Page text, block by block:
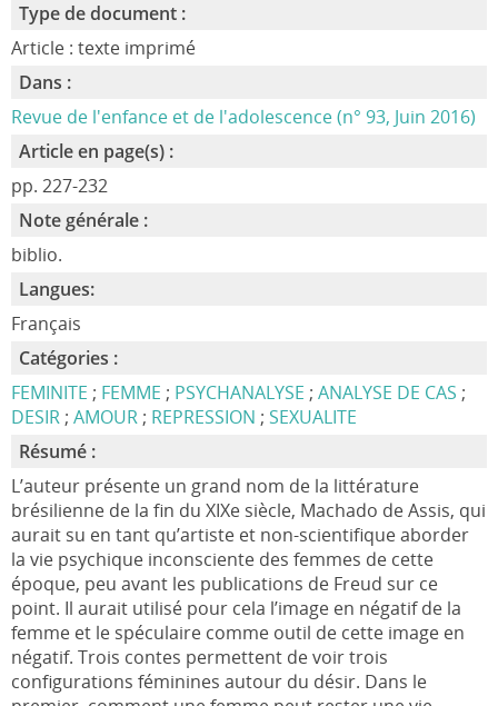
Type de document :
Article : texte imprimé
Dans :
Revue de l'enfance et de l'adolescence (n° 93, Juin 2016)
Article en page(s) :
pp. 227-232
Note générale :
biblio.
Langues:
Français
Catégories :
FEMINITE ; FEMME ; PSYCHANALYSE ; ANALYSE DE CAS ;
DESIR; AMOUR; REPRESSION ; SEXUALITE
Résumé :
L’auteur présente un grand nom de la littérature
brésilienne de la fin du XIXe siècle, Machado de Assis, qui
aurait su en tant qu’artiste et non-scientifique aborder
la vie psychique inconsciente des femmes de cette
époque, peu avant les publications de Freud sur ce
point. Il aurait utilisé pour cela l’image en négatif de la
femme et le spéculaire comme outil de cette image en
négatif. Trois contes permettent de voir trois
configurations féminines autour du désir. Dans le